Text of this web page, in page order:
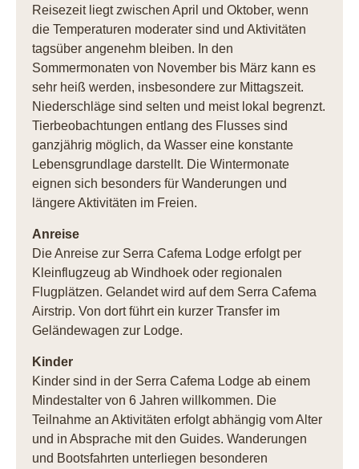
Reisezeit liegt zwischen April und Oktober, wenn
die Temperaturen moderater sind und Aktivitäten
tagsüber angenehm bleiben. In den
Sommermonaten von November bis März kann es
sehr heiß werden, insbesondere zur Mittagszeit.
Niederschläge sind selten und meist lokal begrenzt.
Tierbeobachtungen entlang des Flusses sind
ganzjährig möglich, da Wasser eine konstante
Lebensgrundlage darstellt. Die Wintermonate
eignen sich besonders für Wanderungen und
längere Aktivitäten im Freien.
Anreise
Die Anreise zur Serra Cafema Lodge erfolgt per
Kleinflugzeug ab Windhoek oder regionalen
Flugplätzen. Gelandet wird auf dem Serra Cafema
Airstrip. Von dort führt ein kurzer Transfer im
Geländewagen zur Lodge.
Kinder
Kinder sind in der Serra Cafema Lodge ab einem
Mindestalter von 6 Jahren willkommen. Die
Teilnahme an Aktivitäten erfolgt abhängig vom Alter
und in Absprache mit den Guides. Wanderungen
und Bootsfahrten unterliegen besonderen